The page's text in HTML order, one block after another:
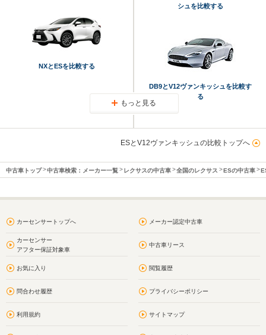
NXとESを比較する
シュを比較する
DB9とV12ヴァンキッシュを比較す
る
もっと見る
ESとV12ヴァンキッシュの比較トップへ
中古車トップ 中古車検索：メーカー一覧 レクサスの中古車 全国のレクサス ESの中古車
カーセンサートップへ メーカー認定中古車
カーセンサー
アフター保証対象車
中古車リース
お気に入り 閲覧履歴
問合わせ履歴 プライバシーポリシー
利用規約 サイトマップ